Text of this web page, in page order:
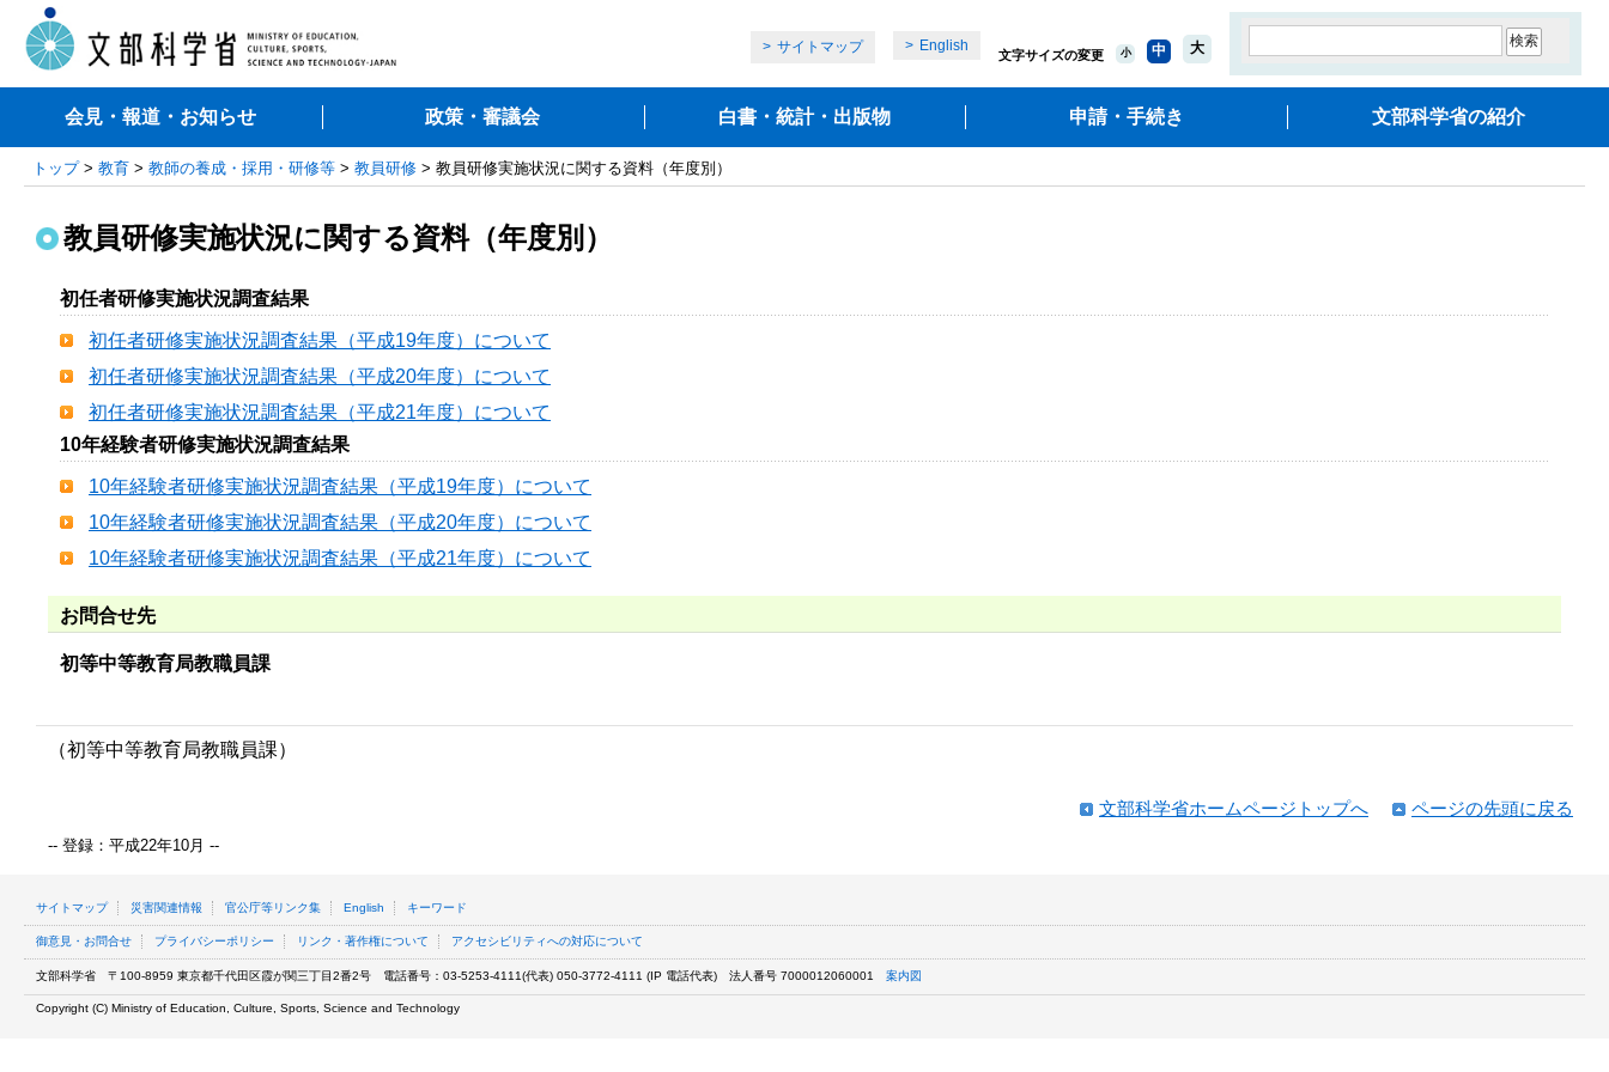
サイトマップ English
文字サイズの変更 小 中 大
会見・報道・お知らせ 政策・審議会 白書・統計・出版物 申請・手続き 文部科学省の紹介
トップ> 教育 > 教師の養成・採用・研修等 > 教員研修 > 教員研修実施状況に関する資料（年度別）
教員研修実施状況に関する資料（年度別）
初任者研修実施状況調査結果
初任者研修実施状況調査結果（平成19年度）について
初任者研修実施状況調査結果（平成20年度）について
初任者研修実施状況調査結果（平成21年度）について
10年経験者研修実施状況調査結果
10年経験者研修実施状況調査結果（平成19年度）について
10年経験者研修実施状況調査結果（平成20年度）について
10年経験者研修実施状況調査結果（平成21年度）について
お問合せ先
初等中等教育局教職員課
（初等中等教育局教職員課）
ページの先頭に戻る
文部科学省ホームページトップへ
-- 登録：平成22年10月 --
サイトマップ 災害関連情報 官公庁等リンク集 English キーワード
御意見・お問合せ プライバシーポリシー リンク・著作権について アクセシビリティへの対応について
文部科学省 〒100-8959 東京都千代田区霞が関三丁目2番2号 電話番号：03-5253-4111(代表) 050-3772-4111 (IP 電話代表) 法人番号 7000012060001 案内図
Copyright (C) Ministry of Education, Culture, Sports, Science and Technology